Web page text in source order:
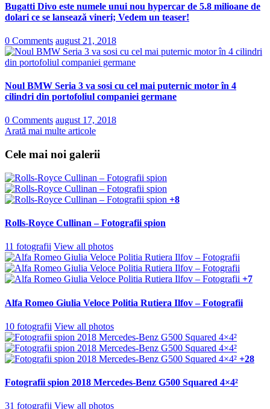
Bugatti Divo este numele unui nou hypercar de 5.8 milioane de
dolari ce se lansează vineri; Vedem un teaser!
0 Comments august 21, 2018
Noul BMW Seria 3 va sosi cu cel mai puternic motor în 4
cilindri din portofoliul companiei germane
0 Comments august 17, 2018
Arată mai multe articole
Cele mai noi galerii
+8
Rolls-Royce Cullinan – Fotografii spion
11 fotografii View all photos
+7
Alfa Romeo Giulia Veloce Politia Rutiera Ilfov – Fotografii
10 fotografii View all photos
+28
Fotografii spion 2018 Mercedes-Benz G500 Squared 4×4²
31 fotografii View all photos